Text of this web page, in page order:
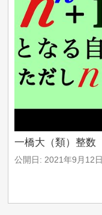
一橋大（類）整数
公開日: 2021年9月12日